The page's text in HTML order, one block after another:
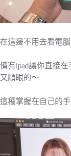
在這邊不用去看電腦
備有ipad讓你直接
又順眼的～
這種掌握在自己的